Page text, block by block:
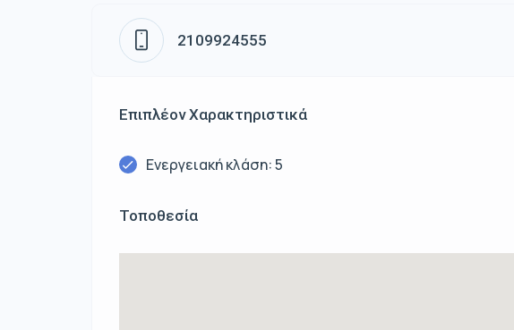
2109924555
Επιπλέον Χαρακτηριστικά
Ενεργειακή κλάση: 5
Τοποθεσία